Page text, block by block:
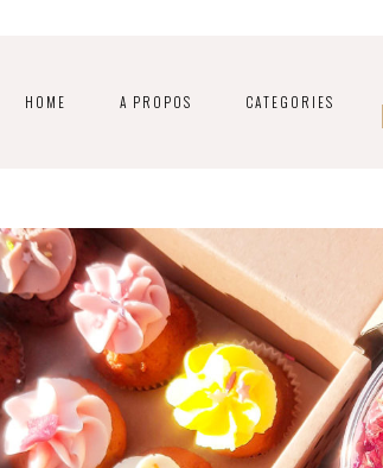
HOME A PROPOS CATEGORIES